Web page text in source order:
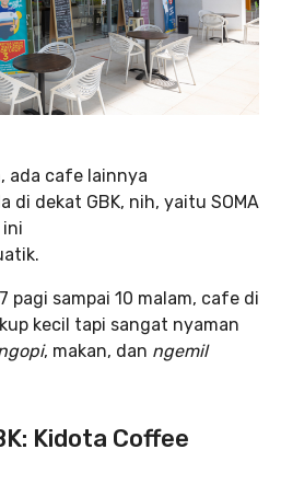
ada cafe lainnya
di dekat GBK, nih, yaitu SOMA
ini
pagi sampai 10 malam, cafe di
kecil tapi sangat nyaman
, makan, dan ngemil
Kidota Coffee